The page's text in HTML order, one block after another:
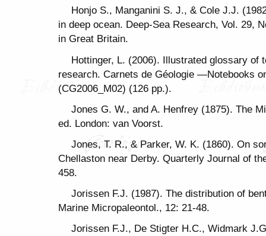
Honjo S., Manganini S. J., & Cole J.J.
in deep ocean. Deep-Sea Research, Vol. 29,
in Great Britain.
Hottinger, L. (2006). Illustrated glossary of
research. Carnets de Géologie —Notebooks
(CG2006_M02) (126 pp.).
Jones G. W., and A. Henfrey (1875). The
ed. London: van Voorst.
Jones, T. R., & Parker, W. K. (1860). On
Chellaston near Derby. Quarterly Journal of
458.
Jorissen F.J. (1987). The distribution of
Marine Micropaleontol., 12: 21-48.
Jorissen F.J., De Stigter H.C., Widmark